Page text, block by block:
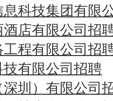
科技集团有限
店有限公司招
程有限公司招
有限公司招聘
圳）有限公司